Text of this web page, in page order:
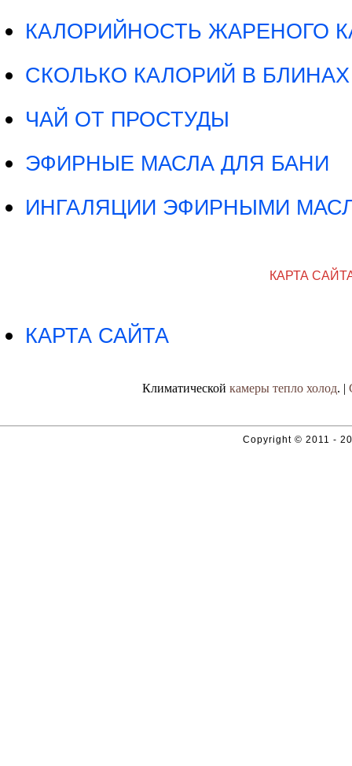
КАЛОРИЙНОСТЬ ЖАРЕНОГО
СКОЛЬКО КАЛОРИЙ В
ЧАЙ ОТ ПРОСТУДЫ
ЭФИРНЫЕ МАСЛА ДЛЯ БАНИ
ИНГАЛЯЦИИ ЭФИРНЫМИ
КАРТА
КАРТА САЙТА
Климатической камеры тепло холод. |
Copyright © 2011 -